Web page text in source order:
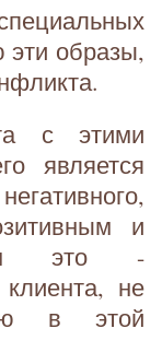
образы,
с этими
является
и
это -
не
в этой